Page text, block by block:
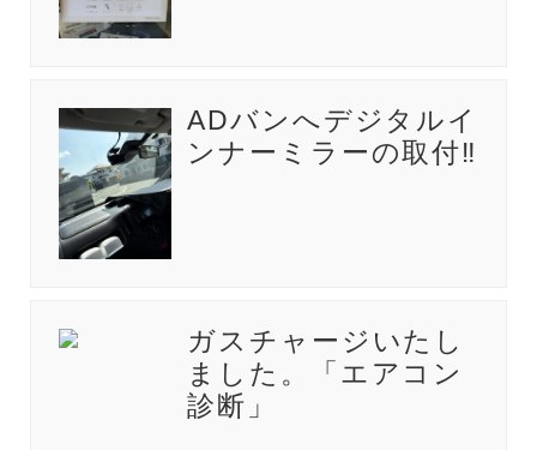
ADバンへデジタルイ
ンナーミラーの取付‼️
ガスチャージいたし
ました。「エアコン
診断」